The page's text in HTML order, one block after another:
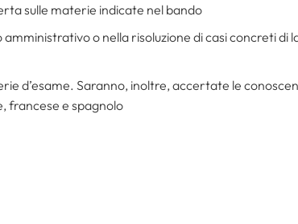
sulle materie indicate nel bando
amministrativo o nella risoluzione di casi concreti
d’esame. Saranno, inoltre, accertate le
francese e spagnolo